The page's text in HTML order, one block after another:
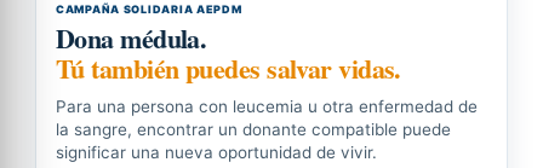
CAMPAÑA SOLIDARIA AEPDM
Dona médula.
Tú también puedes salvar vidas.
Para una persona con leucemia u otra enfermedad de
la sangre, encontrar un donante compatible puede
significar una nueva oportunidad de vivir.